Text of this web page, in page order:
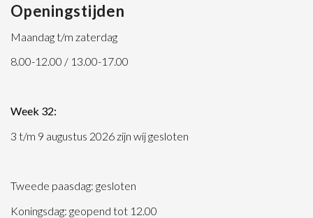
Openingstijden
Maandag t/m zaterdag
8.00-12.00 / 13.00-17.00
Week 32:
3 t/m 9 augustus 2026 zijn wij gesloten
Tweede paasdag: gesloten
Koningsdag: geopend tot 12.00